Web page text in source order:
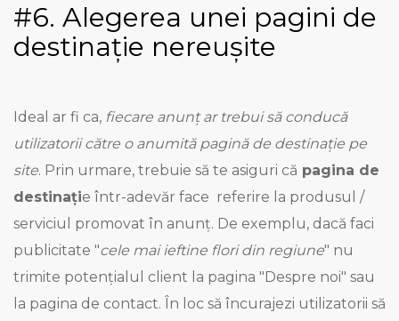
#6. Alegerea unei pagini de
destinație nereușite
Ideal ar fi ca, fiecare anunț ar trebui să conducă
utilizatorii către o anumită pagină de destinație pe
site. Prin urmare, trebuie să te asiguri că pagina de
destinație într-adevăr face referire la produsul /
serviciul promovat în anunț. De exemplu, dacă faci
publicitate "cele mai ieftine flori din regiune" nu
trimite potențialul client la pagina "Despre noi" sau
la pagina de contact. În loc să încurajezi utilizatorii să